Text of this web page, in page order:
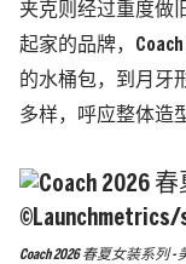
夹克则经过重度做
起家的品牌，
的水桶包，到月牙
多样，呼应整体造
Coach 2026 春夏女装系列 -